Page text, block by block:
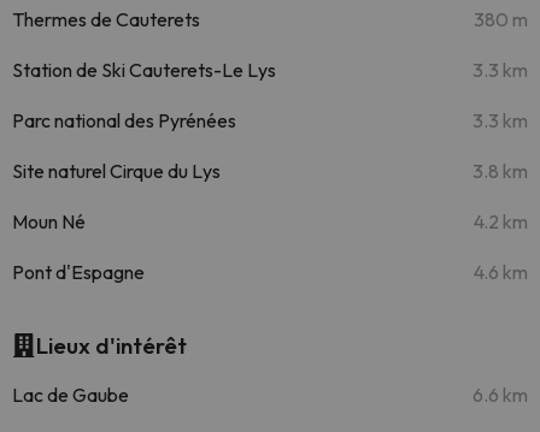
Thermes de Cauterets 380 m
Station de Ski Cauterets-Le Lys 3.3 km
Parc national des Pyrénées 3.3 km
Site naturel Cirque du Lys 3.8 km
Moun Né 4.2 km
Pont d'Espagne 4.6 km
Lieux d'intérêt
Lac de Gaube 6.6 km